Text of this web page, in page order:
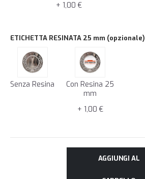
+ 1,00 €
ETICHETTA RESINATA 25 mm (opzionale)
Senza Resina
Con Resina 25
mm
+ 1,00 €
AGGIUNGI AL